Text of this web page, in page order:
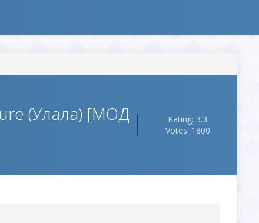
(Улала) [МОД
Rating: 3.3
Votes: 1800